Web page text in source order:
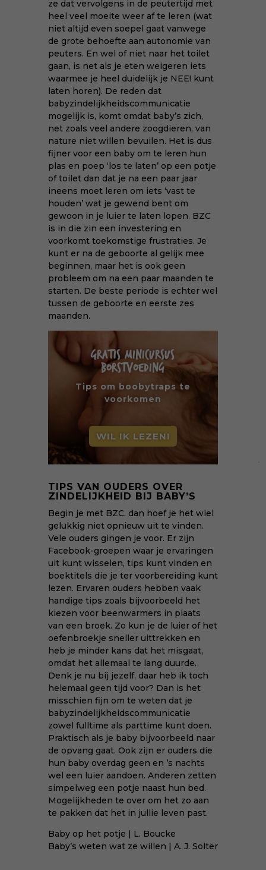
ze dat vervolgens in de peutertijd met
heel veel moeite weer af te leren (wat
niet altijd even soepel gaat vanwege
de grote behoefte aan autonomie van
peuters. En wel of niet naar het toilet
gaan, is net als je eten weigeren iets
waarmee je heel duidelijk je NEE! kunt
laten horen). De reden dat
babyzindelijkheidscommunicatie
mogelijk is, komt omdat baby’s zich,
net zoals veel andere zoogdieren, van
nature niet willen bevuilen. Het is dus
fijner voor een baby om te leren hun
plas en poep ‘los te laten’ op een potje
of toilet dan dat je na een paar jaar
ineens moet leren om iets ‘vast te
houden’ wat je gewend bent om
gewoon in je luier te laten lopen. BZC
is in die zin een investering en
voorkomt toekomstige frustraties. Je
kunt er na de geboorte al gelijk mee
beginnen, maar het is ook geen
probleem om na een paar maanden te
starten. De beste periode is echter wel
tussen de geboorte en eerste zes
maanden.
GRATIS MINICURSUS
BORSTVOEDING
Tips om boobytraps te
voorkomen
WIL IK LEZEN!
TIPS VAN OUDERS OVER
ZINDELIJKHEID BIJ BABY’S
Begin je met BZC, dan hoef je het wiel
gelukkig niet opnieuw uit te vinden.
Vele ouders gingen je voor. Er zijn
Facebook-groepen waar je ervaringen
uit kunt wisselen, tips kunt vinden en
boektitels die je ter voorbereiding kunt
lezen. Ervaren ouders hebben vaak
handige tips zoals bijvoorbeeld het
kiezen voor beenwarmers in plaats
van een broek. Zo kun je de luier of het
oefenbroekje sneller uittrekken en
heb je minder kans dat het misgaat,
omdat het allemaal te lang duurde.
Denk je nu bij jezelf, daar heb ik toch
helemaal geen tijd voor? Dan is het
misschien fijn om te weten dat je
babyzindelijkheidscommunicatie
zowel fulltime als parttime kunt doen.
Praktisch als je baby bijvoorbeeld naar
de opvang gaat. Ook zijn er ouders die
hun baby overdag geen en ’s nachts
wel een luier aandoen. Anderen zetten
simpelweg een potje naast hun bed.
Mogelijkheden te over om het zo aan
te pakken dat het in jullie leven past.
Baby op het potje | L. Boucke
Baby’s weten wat ze willen | A. J. Solter